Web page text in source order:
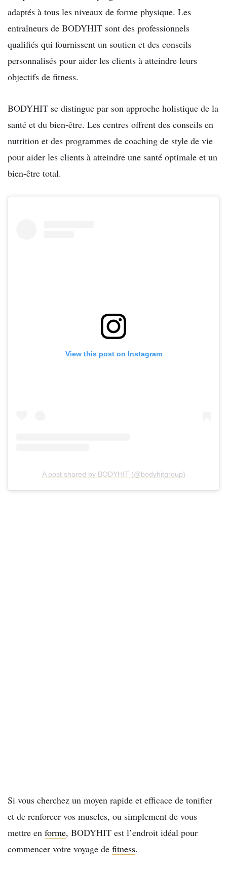
adaptés à tous les niveaux de forme physique. Les
entraîneurs de BODYHIT sont des professionnels
qualifiés qui fournissent un soutien et des conseils
personnalisés pour aider les clients à atteindre leurs
objectifs de fitness.
BODYHIT se distingue par son approche holistique de la
santé et du bien-être. Les centres offrent des conseils en
nutrition et des programmes de coaching de style de vie
pour aider les clients à atteindre une santé optimale et un
bien-être total.
View this post on Instagram
A post shared by BODYHIT (@bodyhitgroup)
Si vous cherchez un moyen rapide et efficace de tonifier
et de renforcer vos muscles, ou simplement de vous
mettre en forme, BODYHIT est l’endroit idéal pour
commencer votre voyage de fitness.